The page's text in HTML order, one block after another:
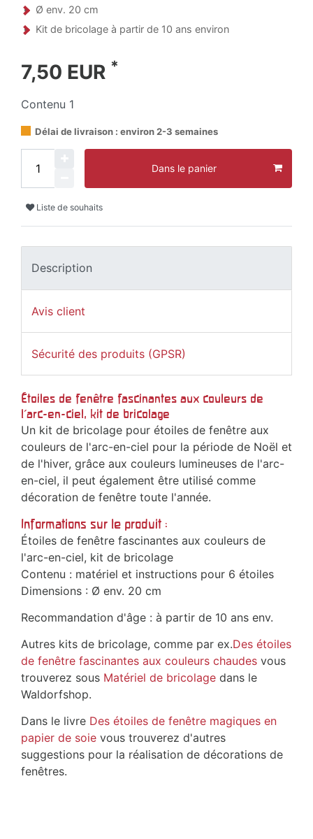
Ø env. 20 cm
Kit de bricolage à partir de 10 ans environ
7,50 EUR *
Contenu 1
Délai de livraison : environ 2-3 semaines
Dans le panier
Liste de souhaits
Description
Avis client
Sécurité des produits (GPSR)
Étoiles de fenêtre fascinantes aux couleurs de
l'arc-en-ciel, kit de bricolage
Un kit de bricolage pour étoiles de fenêtre aux
couleurs de l'arc-en-ciel pour la période de Noël et
de l'hiver, grâce aux couleurs lumineuses de l'arc-
en-ciel, il peut également être utilisé comme
décoration de fenêtre toute l'année.
Informations sur le produit :
Étoiles de fenêtre fascinantes aux couleurs de
l'arc-en-ciel, kit de bricolage
Contenu : matériel et instructions pour 6 étoiles
Dimensions : Ø env. 20 cm
Recommandation d'âge : à partir de 10 ans env.
Autres kits de bricolage, comme par ex.Des étoiles
de fenêtre fascinantes aux couleurs chaudes vous
trouverez sous Matériel de bricolage dans le
Waldorfshop.
Dans le livre Des étoiles de fenêtre magiques en
papier de soie vous trouverez d'autres
suggestions pour la réalisation de décorations de
fenêtres.